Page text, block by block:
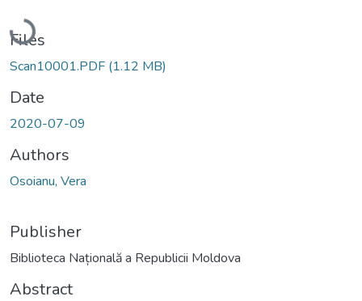
Loading...
Files
Scan10001.PDF (1.12 MB)
Date
2020-07-09
Authors
Osoianu, Vera
Publisher
Biblioteca Națională a Republicii Moldova
Abstract